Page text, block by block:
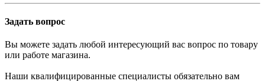
Задать вопрос
Вы можете задать любой интересующий вас вопрос по товару
или работе магазина.
Наши квалифицированные специалисты обязательно вам